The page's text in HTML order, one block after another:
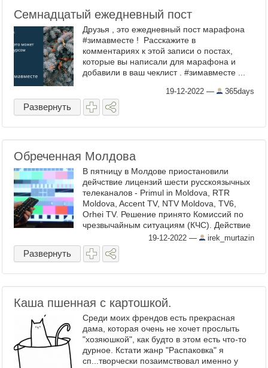
Семнадцатый ежедневный пост
Друзья , это ежедневный пост марафона
#зимавместе ! Расскажите в
комментариях к этой записи о постах,
которые вы написали для марафона и
добавили в ваш чеклист . #зимавместе ...
19-12-2022 — 365days
Развернуть
Обреченная Молдова
В пятницу в Молдове приостановили
дейчствие лицензий шести русскоязычных
телеканалов - Primul in Moldova, RTR
Moldova, Accent TV, NTV Moldova, TV6,
Orhei TV. Решение принято Комиссий по
чрезвычайным ситуациям (КЧС). Действие
лицензий приостановлено на период
чрезвычайного положения. ...
19-12-2022 — irek_murtazin
Развернуть
Каша пшенная с картошкой.
Среди моих френдов есть прекрасная
дама, которая очень не хочет прослыть
"хозяюшкой", как будто в этом есть что-то
дурное. Кстати жанр "Распаковка" я
сп...творчески позаимствовал именно у